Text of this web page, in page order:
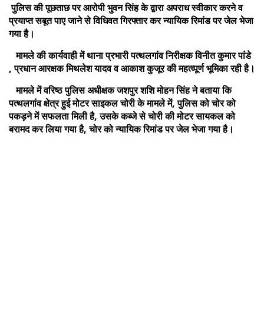
पुलिस की पूछताछ पर आरोपी भुवन सिंह के द्वारा अपराध स्वीकार करने व
प्रयाप्त सबूत पाए जाने से विधिवत गिरफ्तार कर न्यायिक रिमांड पर जेल भेजा
गया है।
मामले की कार्यवाही में थाना प्रभारी पत्थलगांव निरीक्षक विनीत कुमार पांडे
, प्रधान आरक्षक मिथलेश यादव व आकाश कुजूर की महत्व्पूर्ण भूमिका रही है।
मामले में वरिष्ठ पुलिस अधीक्षक जशपुर शशि मोहन सिंह ने बताया कि
पत्थलगांव क्षेत्र हुई मोटर साइकल चोरी के मामले में, पुलिस को चोर को
पकड़ने में सफलता मिली है, उसके कब्जे से चोरी की मोटर सायकल को
बरामद कर लिया गया है, चोर को न्यायिक रिमांड पर जेल भेजा गया है।